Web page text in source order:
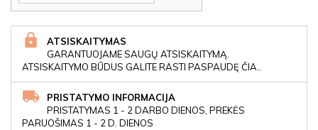
ATSISKAITYMAS
GARANTUOJAME SAUGŲ ATSISKAITYMĄ.
ATSISKAITYMO BŪDUS GALITE RASTI PASPAUDĘ ČIA..
PRISTATYMO INFORMACIJA
PRISTATYMAS 1 - 2 DARBO DIENOS, PREKĖS
PARUOŠIMAS 1 - 2 D. DIENOS